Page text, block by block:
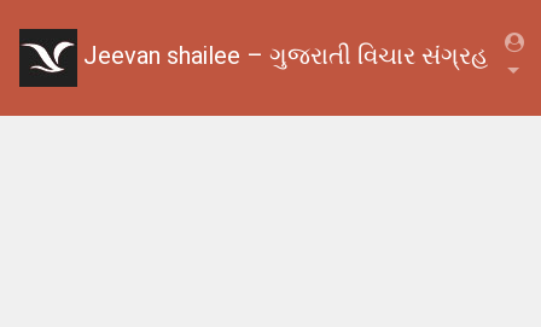
Jeevan shailee – ગુજરાતી વિચાર સંગ્રહ